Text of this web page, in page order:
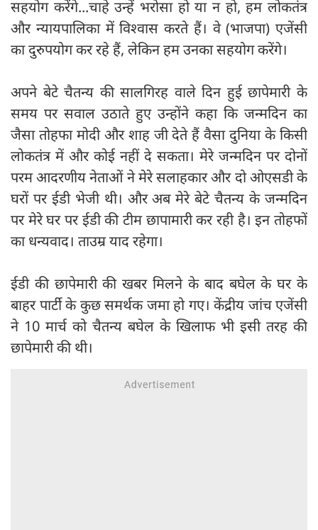
सहयोग करेंगे...चाहे उन्हें भरोसा हो या न हो, हम लोकतंत्र
और न्यायपालिका में विश्वास करते हैं। वे (भाजपा) एजेंसी
का दुरुपयोग कर रहे हैं, लेकिन हम उनका सहयोग करेंगे।
अपने बेटे चैतन्य की सालगिरह वाले दिन हुई छापेमारी के
समय पर सवाल उठाते हुए उन्होंने कहा कि जन्मदिन का
जैसा तोहफा मोदी और शाह जी देते हैं वैसा दुनिया के किसी
लोकतंत्र में और कोई नहीं दे सकता। मेरे जन्मदिन पर दोनों
परम आदरणीय नेताओं ने मेरे सलाहकार और दो ओएसडी के
घरों पर ईडी भेजी थी। और अब मेरे बेटे चैतन्य के जन्मदिन
पर मेरे घर पर ईडी की टीम छापामारी कर रही है। इन तोहफों
का धन्यवाद। ताउम्र याद रहेगा।
ईडी की छापेमारी की खबर मिलने के बाद बघेल के घर के
बाहर पार्टी के कुछ समर्थक जमा हो गए। केंद्रीय जांच एजेंसी
ने 10 मार्च को चैतन्य बघेल के खिलाफ भी इसी तरह की
छापेमारी की थी।